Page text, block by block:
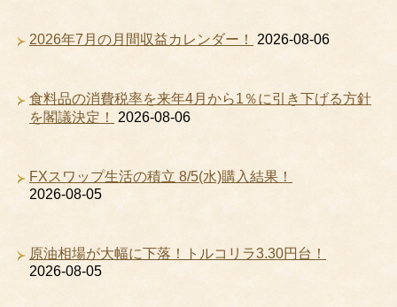
2026年7月の月間収益カレンダー！ 2026-08-06
食料品の消費税率を来年4月から1％に引き下げる方針
を閣議決定！
2026-08-06
FXスワップ生活の積立 8/5(水)購入結果！
2026-08-05
原油相場が大幅に下落！トルコリラ3.30円台！
2026-08-05